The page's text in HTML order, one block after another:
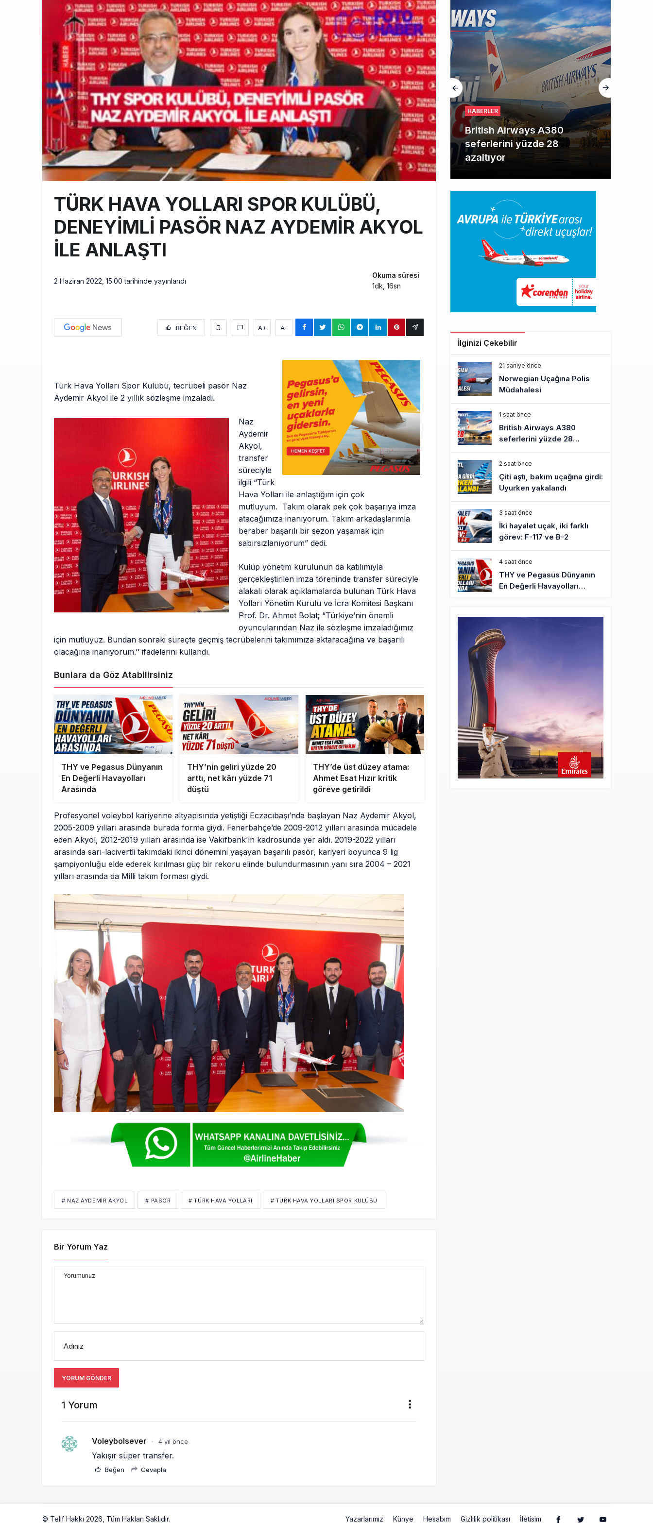
12:00 Fly Baghdad ABD yaptırım listesinden çıkarıldı
11:00 Elektrikli uçaklar Avrupa’da kısa rotalara hazırlanıyor
10:30 Trump’ı taşıyan Marine One, yolcu uçağına fazla yaklaştı
TÜRK HAVA YOLLARI SPOR KULÜBÜ,
DENEYİMLİ PASÖR NAZ AYDEMİR AKYOL
İLE ANLAŞTI
2 Haziran 2022, 15:00 tarihinde yayınlandı
Okuma süresi
1dk, 16sn
BEĞEN A+ A-
Türk Hava Yolları Spor Kulübü, tecrübeli pasör Naz
Aydemir Akyol ile 2 yıllık sözleşme imzaladı.
Naz
Aydemir
Akyol,
transfer
süreciyle
ilgili “Türk
Hava Yolları ile anlaştığım için çok
mutluyum. Takım olarak pek çok başarıya imza
atacağımıza inanıyorum. Takım arkadaşlarımla
beraber başarılı bir sezon yaşamak için
sabırsızlanıyorum” dedi.
Kulüp yönetim kurulunun da katılımıyla
gerçekleştirilen imza töreninde transfer süreciyle
alakalı olarak açıklamalarda bulunan Türk Hava
Yolları Yönetim Kurulu ve İcra Komitesi Başkanı
Prof. Dr. Ahmet Bolat; “Türkiye’nin önemli
oyuncularından Naz ile sözleşme imzaladığımız
için mutluyuz. Bundan sonraki süreçte geçmiş tecrübelerini takımımıza aktaracağına ve başarılı
olacağına inanıyorum.’’ ifadelerini kullandı.
Bunlara da Göz Atabilirsiniz
THY ve Pegasus Dünyanın
En Değerli Havayolları
Arasında
THY’nin geliri yüzde 20
arttı, net kârı yüzde 71
düştü
THY’de üst düzey atama:
Ahmet Esat Hızır kritik
göreve getirildi
Profesyonel voleybol kariyerine altyapısında yetiştiği Eczacıbaşı’nda başlayan Naz Aydemir Akyol,
2005-2009 yılları arasında burada forma giydi. Fenerbahçe’de 2009-2012 yılları arasında mücadele
eden Akyol, 2012-2019 yılları arasında ise Vakıfbank’ın kadrosunda yer aldı. 2019-2022 yılları
arasında sarı-lacivertli takımdaki ikinci dönemini yaşayan başarılı pasör, kariyeri boyunca 9 lig
şampiyonluğu elde ederek kırılması güç bir rekoru elinde bulundurmasının yanı sıra 2004 – 2021
yılları arasında da Milli takım forması giydi.
# NAZ AYDEMİR AKYOL # PASÖR # TÜRK HAVA YOLLARI # TÜRK HAVA YOLLARI SPOR KULÜBÜ
Bir Yorum Yaz
Yorumunuz
Adınız
YORUM GÖNDER
1 Yorum
Voleybolsever • 4 yıl önce
Yakışır süper transfer.
Beğen Cevapla
HABERLER
British Airways A380
seferlerini yüzde 28
azaltıyor
İlginizi Çekebilir
21 saniye önce
Norwegian Uçağına Polis
Müdahalesi
1 saat önce
British Airways A380
seferlerini yüzde 28
azaltıyor
2 saat önce
Çiti aştı, bakım uçağına girdi:
Uyurken yakalandı
3 saat önce
İki hayalet uçak, iki farklı
görev: F-117 ve B-2
4 saat önce
THY ve Pegasus Dünyanın
En Değerli Havayolları
Fly Baghdad ABD yaptırım
listesinden çıkarıldı
6 saat önce
Elektrikli uçaklar Avrupa’da
kısa rotalara hazırlanıyor
Trump’ı taşıyan Marine One,
yolcu uçağına fazla yaklaştı
7 saat önce
Emirates A380 yolcu
© Telif Hakkı 2026, Tüm Hakları Saklıdır. Yazarlarımız Künye Hesabım Gizlilik politikası İletisim